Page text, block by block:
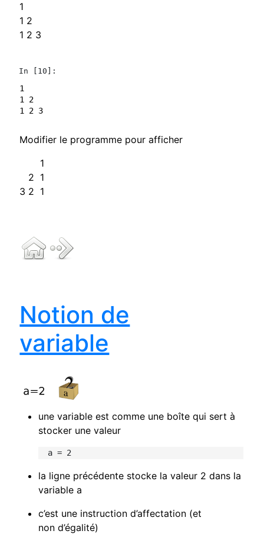
1
1 2
1 2 3
In [10]:
1
1 2
Modifier le programme pour afficher
1
2 1
3 2 1
Notion de
variable
une variable est comme une boîte qui sert à
stocker une valeur
  a = 2
la ligne précédente stocke la valeur 2 dans la
variable a
c’est une instruction d’affectation (et
non d’égalité)